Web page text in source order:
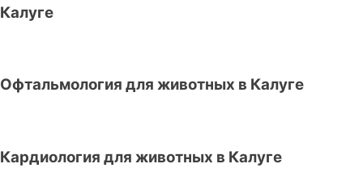
Калуге
Офтальмология для животных в Калуге
Кардиология для животных в Калуге